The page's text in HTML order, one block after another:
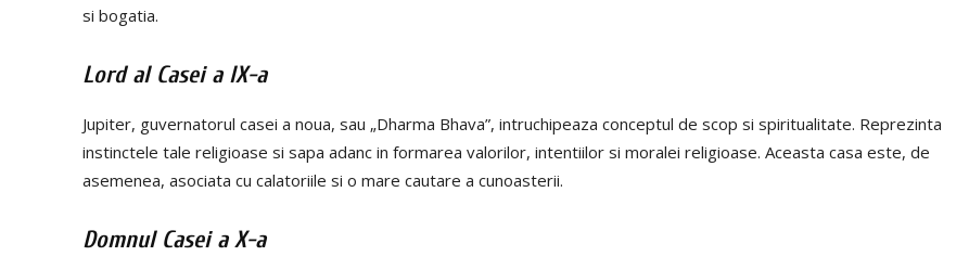
si bogatia.
Lord al Casei a IX-a
Jupiter, guvernatorul casei a noua, sau „Dharma Bhava”, intruchipeaza conceptul de scop si spiritualitate. Reprezinta
instinctele tale religioase si sapa adanc in formarea valorilor, intentiilor si moralei religioase. Aceasta casa este, de
asemenea, asociata cu calatoriile si o mare cautare a cunoasterii.
Domnul Casei a X-a